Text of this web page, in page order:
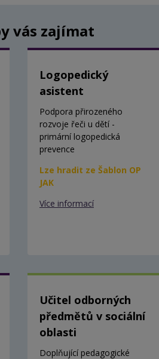
vás zajímat
Logopedický
asistent
Podpora přirozeného
rozvoje řeči u dětí -
primární logopedická
prevence
Lze hradit ze Šablon OP
JAK
Více informací
Učitel odborných
předmětů v sociální
oblasti
Doplňující pedagogické